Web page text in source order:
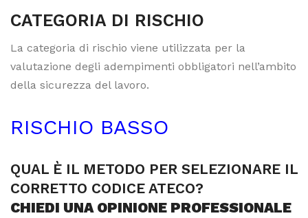
CATEGORIA DI RISCHIO
La categoria di rischio viene utilizzata per la
valutazione degli adempimenti obbligatori nell’ambito
della sicurezza del lavoro.
RISCHIO BASSO
QUAL È IL METODO PER SELEZIONARE IL
CORRETTO CODICE ATECO?
CHIEDI UNA OPINIONE PROFESSIONALE